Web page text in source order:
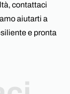
contattaci
aiutarti a
e pronta